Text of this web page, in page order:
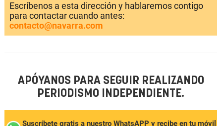
Escríbenos a esta dirección y hablaremos contigo
para contactar cuando antes:
contacto@navarra.com
APÓYANOS PARA SEGUIR REALIZANDO
PERIODISMO INDEPENDIENTE.
Suscríbete gratis a nuestro WhatsAPP y recibe en tu móvil